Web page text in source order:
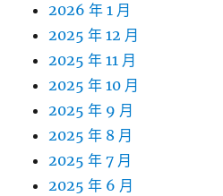
2026 年 1 月
2025 年 12 月
2025 年 11 月
2025 年 10 月
2025 年 9 月
2025 年 8 月
2025 年 7 月
2025 年 6 月